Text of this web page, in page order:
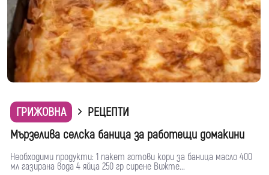
ГРИЖОВНА
РЕЦЕПТИ
Мързелива селска баница за работещи домакини
Необходими продукти: 1 пaкет готови кори за баница масло 400
мл газирана вода 4 яйца 250 гр сирене Вижте...